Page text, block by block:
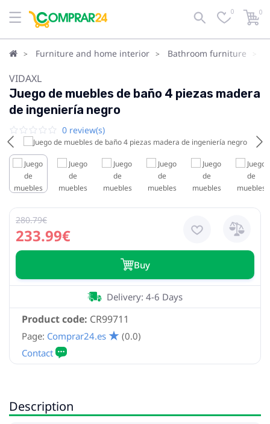
0 0
Furniture and home interior Bathroom furniture
VIDAXL
Juego de muebles de baño 4 piezas madera
de ingeniería negro
0 review(s)
233.99€
280.79€
Buy
Product code: CR99711
Delivery: 4-6 Days
Page: Comprar24.es (0.0)
Description